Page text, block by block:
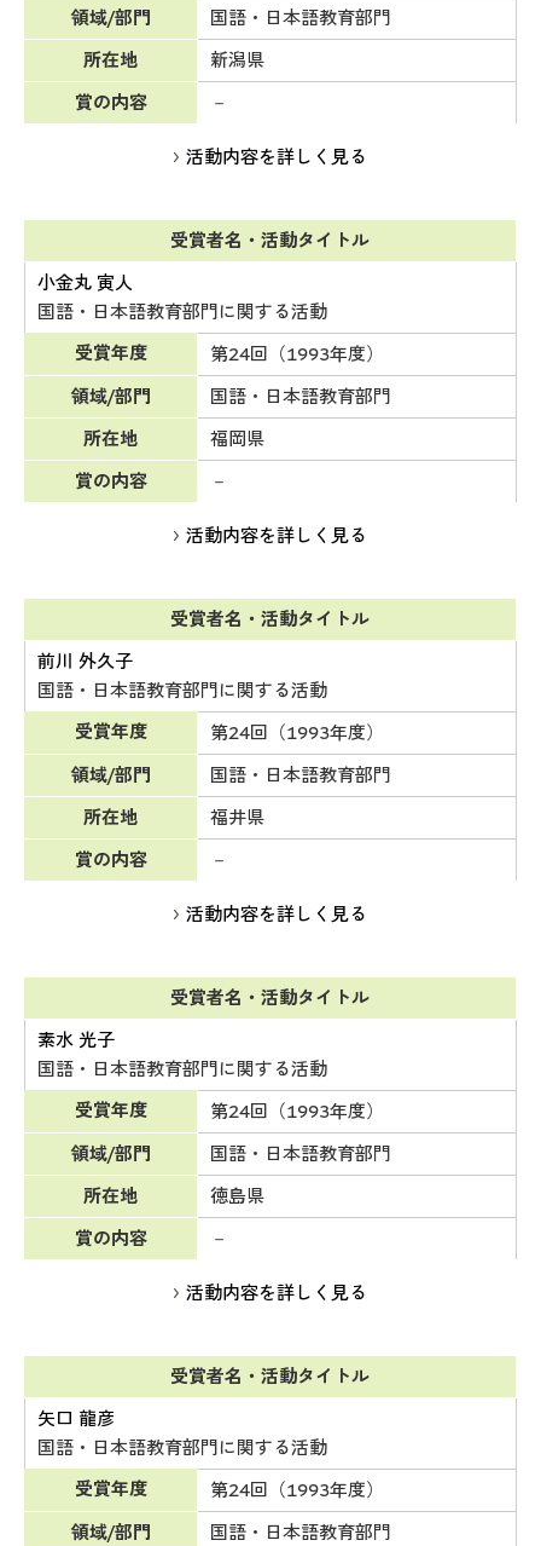
領域/部門
国語・日本語教育部門
所在地
新潟県
賞の内容
－
活動内容を詳しく見る
受賞者名・活動タイトル
小金丸 寅人
国語・日本語教育部門に関する活動
受賞年度
第24回（1993年度）
領域/部門
国語・日本語教育部門
所在地
福岡県
賞の内容
－
活動内容を詳しく見る
受賞者名・活動タイトル
前川 外久子
国語・日本語教育部門に関する活動
受賞年度
第24回（1993年度）
領域/部門
国語・日本語教育部門
所在地
福井県
賞の内容
－
活動内容を詳しく見る
受賞者名・活動タイトル
素水 光子
国語・日本語教育部門に関する活動
受賞年度
第24回（1993年度）
領域/部門
国語・日本語教育部門
所在地
徳島県
賞の内容
－
活動内容を詳しく見る
受賞者名・活動タイトル
矢口 龍彦
国語・日本語教育部門に関する活動
受賞年度
第24回（1993年度）
領域/部門
国語・日本語教育部門